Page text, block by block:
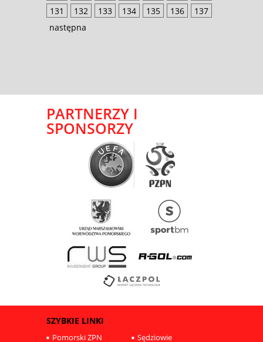
131
132 133 134 135 136
137
następna
PARTNERZY I
SPONSORZY
SZYBKIE LINKI
Pomorski ZPN Sędziowie